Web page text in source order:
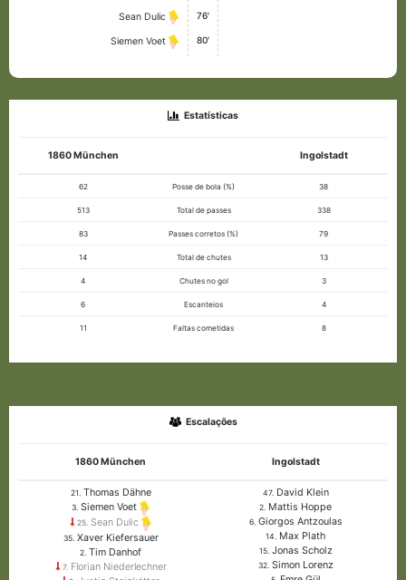
Sean Dulic 76'
Siemen Voet 80'
Estatísticas
1860 München Ingolstadt
62 Posse de bola (%) 38
513 Total de passes 338
83 Passes corretos (%) 79
14 Total de chutes 13
4 Chutes no gol 3
6 Escanteios 4
11 Faltas cometidas 8
Escalações
1860 München Ingolstadt
21. Thomas Dähne
3. Siemen Voet
25. Sean Dulic
35.Xaver Kiefersauer
2. Tim Danhof
7.Florian Niederlechner
47.David Klein
2. Mattis Hoppe
6.Giorgos Antzoulas
14. Max Plath
15.Jonas Scholz
32.Simon Lorenz